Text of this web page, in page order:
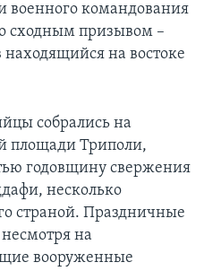
военного командования
сходным призывом –
находящийся на востоке
собрались на
площади Триполи,
годовщину свержения
несколько
страной. Праздничные
на
вооруженные